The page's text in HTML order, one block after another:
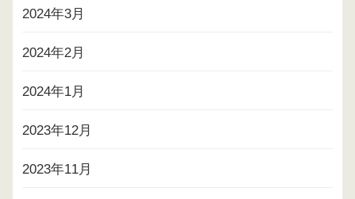
2024年3月
2024年2月
2024年1月
2023年12月
2023年11月